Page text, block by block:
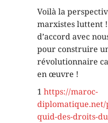
Voilà la
marxistes luttent !
d’accord avec
pour construire
révolutionnaire
en œuvre !
1 https://maroc-
diplomatique.net/
quid-des-droits-